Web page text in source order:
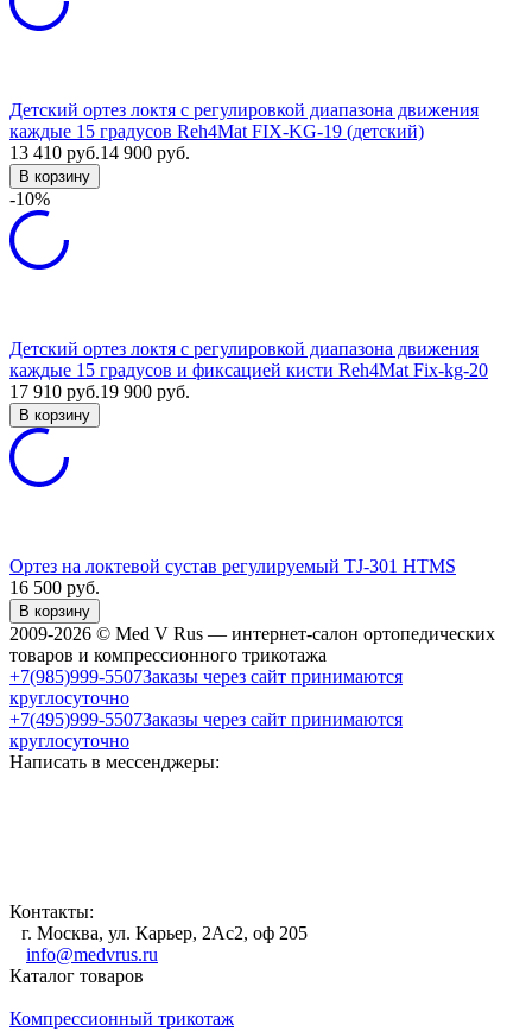
Детский ортез локтя с регулировкой диапазона движения
каждые 15 градусов Reh4Mat FIX-KG-19 (детский)
13 410 руб.14 900 руб.
В корзину
-10%
Детский ортез локтя с регулировкой диапазона движения
каждые 15 градусов и фиксацией кисти Reh4Mat Fix-kg-20
17 910 руб.19 900 руб.
В корзину
Ортез на локтевой сустав регулируемый TJ-301 HTMS
16 500 руб.
В корзину
2009-2026 © Med V Rus — интернет-салон ортопедических
товаров и компрессионного трикотажа
+7(985)999-5507Заказы через сайт принимаются
круглосуточно
+7(495)999-5507Заказы через сайт принимаются
круглосуточно
Написать в мессенджеры:
Контакты:
г. Москва, ул. Карьер, 2Ас2, оф 205
info@medvrus.ru
Каталог товаров
Компрессионный трикотаж